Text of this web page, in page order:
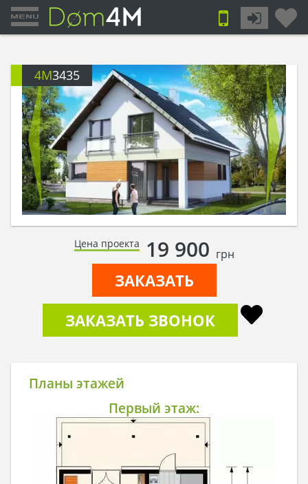
4M3435
Цена проекта 19 900 грн
ЗАКАЗАТЬ
ЗАКАЗАТЬ ЗВОНОК
Планы этажей
Первый этаж: